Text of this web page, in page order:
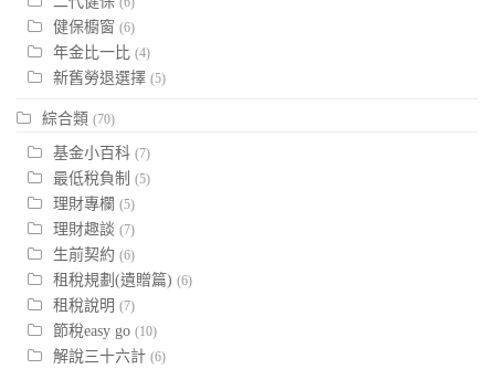
健保櫥窗 (6)
年金比一比 (4)
新舊勞退選擇 (5)
綜合類 (70)
基金小百科 (7)
最低稅負制 (5)
理財專欄 (5)
理財趣談 (7)
生前契約 (6)
租稅規劃(遺贈篇) (6)
租稅說明 (7)
節稅easy go (10)
解說三十六計 (6)